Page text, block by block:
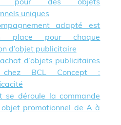
uniques
adapté est
place pour chaque
d’objet publicitaire
d’objets publicitaires
chez BCL Concept :
se déroule la commande
promotionnel de A à